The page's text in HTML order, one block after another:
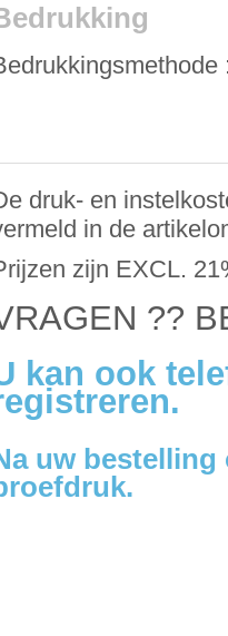
druk- en
in de
zijn EXCL.
??
kan ook
uw